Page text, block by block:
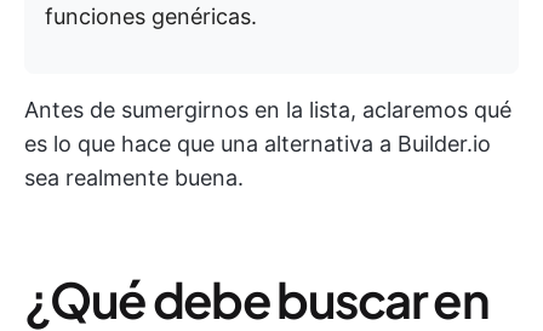
funciones genéricas.
Antes de sumergirnos en la lista, aclaremos qué
es lo que hace que una alternativa a Builder.io
sea realmente buena.
¿Qué debe buscar en